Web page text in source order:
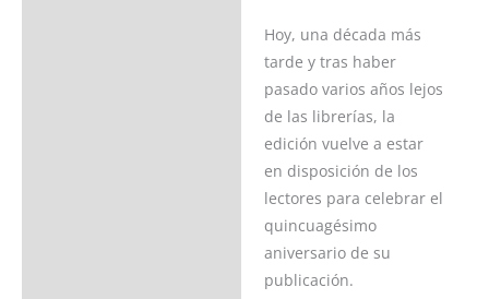
Hoy, una década más
tarde y tras haber
pasado varios años lejos
de las librerías, la
edición vuelve a estar
en disposición de los
lectores para celebrar el
quincuagésimo
aniversario de su
publicación.